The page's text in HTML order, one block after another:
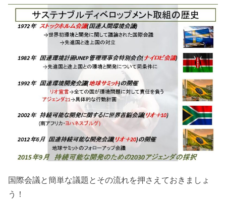
国際会議と簡単な議題とその流れを押さえておきましょ
う！